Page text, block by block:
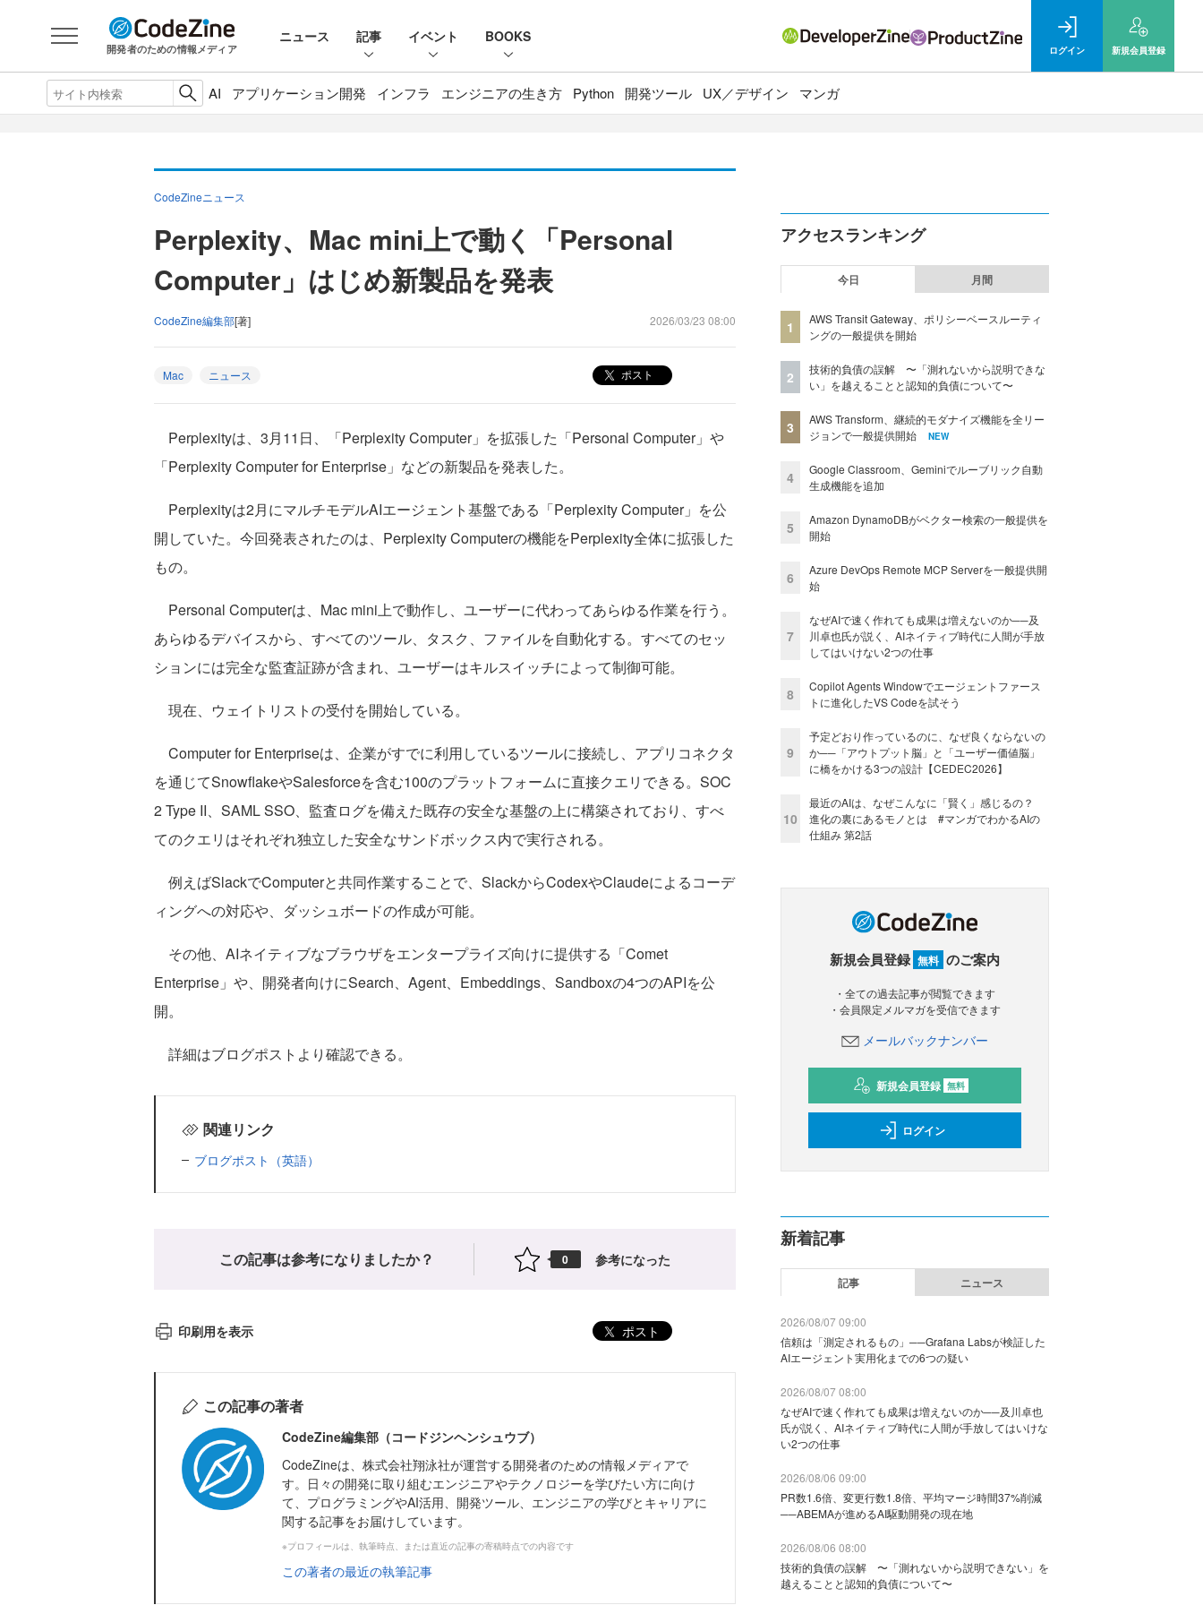
開発者のための情報メディア
ニュース 記事 イベント BOOKS
ログイン 新規会員登録
AI アプリケーション開発 インフラ エンジニアの生き方 Python 開発ツール UX／デザイン マンガ
CodeZineニュース
Perplexity、Mac mini上で動く「Personal
Computer」はじめ新製品を発表
CodeZine編集部[著] 2026/03/23 08:00
Mac ニュース ポスト
Perplexityは、3月11日、「Perplexity Computer」を拡張した「Personal Computer」や
「Perplexity Computer for Enterprise」などの新製品を発表した。
Perplexityは2月にマルチモデルAIエージェント基盤である「Perplexity Computer」を公
開していた。今回発表されたのは、Perplexity Computerの機能をPerplexity全体に拡張した
もの。
Personal Computerは、Mac mini上で動作し、ユーザーに代わってあらゆる作業を行う。
あらゆるデバイスから、すべてのツール、タスク、ファイルを自動化する。すべてのセッ
ションには完全な監査証跡が含まれ、ユーザーはキルスイッチによって制御可能。
現在、ウェイトリストの受付を開始している。
Computer for Enterpriseは、企業がすでに利用しているツールに接続し、アプリコネクタ
を通じてSnowflakeやSalesforceを含む100のプラットフォームに直接クエリできる。SOC
2 Type II、SAML SSO、監査ログを備えた既存の安全な基盤の上に構築されており、すべ
てのクエリはそれぞれ独立した安全なサンドボックス内で実行される。
例えばSlackでComputerと共同作業することで、SlackからCodexやClaudeによるコーデ
ィングへの対応や、ダッシュボードの作成が可能。
その他、AIネイティブなブラウザをエンタープライズ向けに提供する「Comet
Enterprise」や、開発者向けにSearch、Agent、Embeddings、Sandboxの4つのAPIを公
開。
詳細はブログポストより確認できる。
関連リンク
ブログポスト（英語）
この記事は参考になりましたか？ 0 参考になった
印刷用を表示 ポスト
この記事の著者
CodeZine編集部（コードジンヘンシュウブ）
CodeZineは、株式会社翔泳社が運営する開発者のための情報メディアで
す。日々の開発に取り組むエンジニアやテクノロジーを学びたい方に向け
て、プログラミングやAI活用、開発ツール、エンジニアの学びとキャリアに
関する記事をお届けしています。
※プロフィールは、執筆時点、または直近の記事の寄稿時点での内容です
この著者の最近の執筆記事
アクセスランキング
今日 月間
1
AWS Transit Gateway、ポリシーベースルーティ
ングの一般提供を開始
2
技術的負債の誤解 〜「測れないから説明できな
い」を越えることと認知的負債について〜
3
AWS Transform、継続的モダナイズ機能を全リー
ジョンで一般提供開始
NEW
4
Google Classroom、Geminiでルーブリック自動
生成機能を追加
5
Amazon DynamoDBがベクター検索の一般提供を
開始
6
Azure DevOps Remote MCP Serverを一般提供開
始
7
なぜAIで速く作れても成果は増えないのか──及
川卓也氏が説く、AIネイティブ時代に人間が手放
してはいけない2つの仕事
8
Copilot Agents Windowでエージェントファース
トに進化したVS Codeを試そう
9
予定どおり作っているのに、なぜ良くならないの
か──「アウトプット脳」と「ユーザー価値脳」
に橋をかける3つの設計【CEDEC2026】
10
最近のAIは、なぜこんなに「賢く」感じるの？
進化の裏にあるモノとは #マンガでわかるAIの
仕組み 第2話
新規会員登録 無料 のご案内
・全ての過去記事が閲覧できます
・会員限定メルマガを受信できます
メールバックナンバー
新規会員登録 無料
ログイン
新着記事
記事 ニュース
2026/08/07 09:00
信頼は「測定されるもの」──Grafana Labsが検証した
AIエージェント実用化までの6つの疑い
2026/08/07 08:00
なぜAIで速く作れても成果は増えないのか──及川卓也
氏が説く、AIネイティブ時代に人間が手放してはいけな
い2つの仕事
2026/08/06 09:00
PR数1.6倍、変更行数1.8倍、平均マージ時間37%削減
──ABEMAが進めるAI駆動開発の現在地
2026/08/06 08:00
技術的負債の誤解 〜「測れないから説明できない」を
越えることと認知的負債について〜